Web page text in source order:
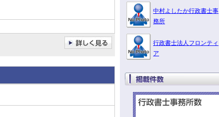
中村よしたか行政書士事
務所
行政書士法人フロンティ
ア